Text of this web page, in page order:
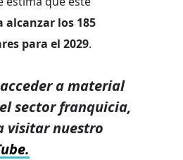
alcanzar los 185
para el 2029.
a material
sector franquicia,
visitar nuestro